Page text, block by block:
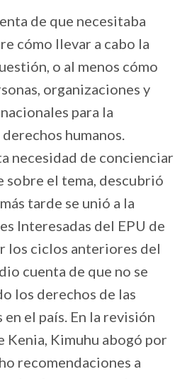
de que necesitaba
cómo llevar a cabo la
o al menos cómo
organizaciones y
para la
humanos.
necesidad de concienciar
sobre el tema, descubrió
tarde se unió a la
Interesadas del EPU de
los ciclos anteriores del
cuenta de que no se
los derechos de las
en el país. En la revisión
Kimuhu abogó por
recomendaciones a